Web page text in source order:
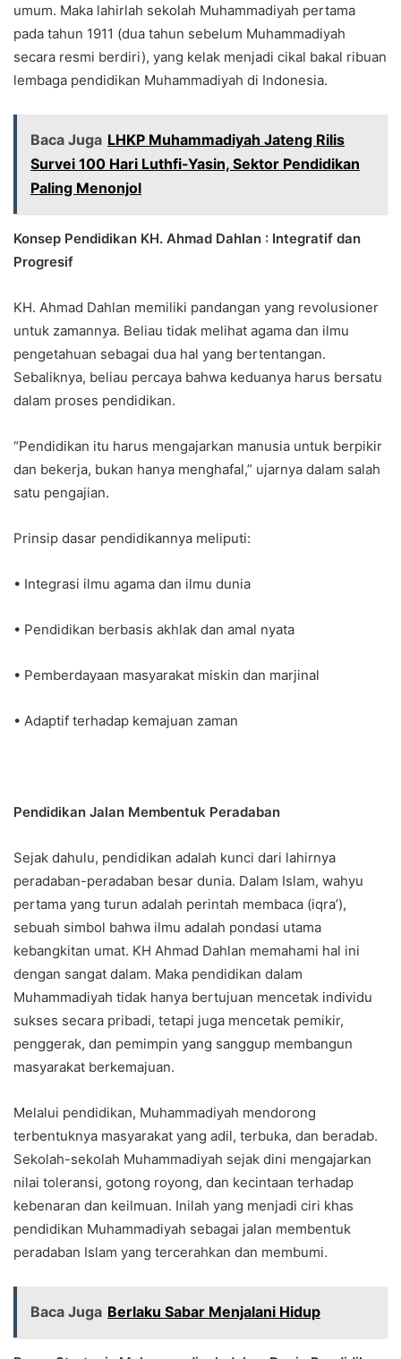
umum. Maka lahirlah sekolah Muhammadiyah pertama
pada tahun 1911 (dua tahun sebelum Muhammadiyah
secara resmi berdiri), yang kelak menjadi cikal bakal ribuan
lembaga pendidikan Muhammadiyah di Indonesia.
Baca Juga LHKP Muhammadiyah Jateng Rilis
Survei 100 Hari Luthfi-Yasin, Sektor Pendidikan
Paling Menonjol
Konsep Pendidikan KH. Ahmad Dahlan : Integratif dan
Progresif
KH. Ahmad Dahlan memiliki pandangan yang revolusioner
untuk zamannya. Beliau tidak melihat agama dan ilmu
pengetahuan sebagai dua hal yang bertentangan.
Sebaliknya, beliau percaya bahwa keduanya harus bersatu
dalam proses pendidikan.
“Pendidikan itu harus mengajarkan manusia untuk berpikir
dan bekerja, bukan hanya menghafal,” ujarnya dalam salah
satu pengajian.
Prinsip dasar pendidikannya meliputi:
• Integrasi ilmu agama dan ilmu dunia
• Pendidikan berbasis akhlak dan amal nyata
• Pemberdayaan masyarakat miskin dan marjinal
• Adaptif terhadap kemajuan zaman
Pendidikan Jalan Membentuk Peradaban
Sejak dahulu, pendidikan adalah kunci dari lahirnya
peradaban-peradaban besar dunia. Dalam Islam, wahyu
pertama yang turun adalah perintah membaca (iqra’),
sebuah simbol bahwa ilmu adalah pondasi utama
kebangkitan umat. KH Ahmad Dahlan memahami hal ini
dengan sangat dalam. Maka pendidikan dalam
Muhammadiyah tidak hanya bertujuan mencetak individu
sukses secara pribadi, tetapi juga mencetak pemikir,
penggerak, dan pemimpin yang sanggup membangun
masyarakat berkemajuan.
Melalui pendidikan, Muhammadiyah mendorong
terbentuknya masyarakat yang adil, terbuka, dan beradab.
Sekolah-sekolah Muhammadiyah sejak dini mengajarkan
nilai toleransi, gotong royong, dan kecintaan terhadap
kebenaran dan keilmuan. Inilah yang menjadi ciri khas
pendidikan Muhammadiyah sebagai jalan membentuk
peradaban Islam yang tercerahkan dan membumi.
Baca Juga Berlaku Sabar Menjalani Hidup